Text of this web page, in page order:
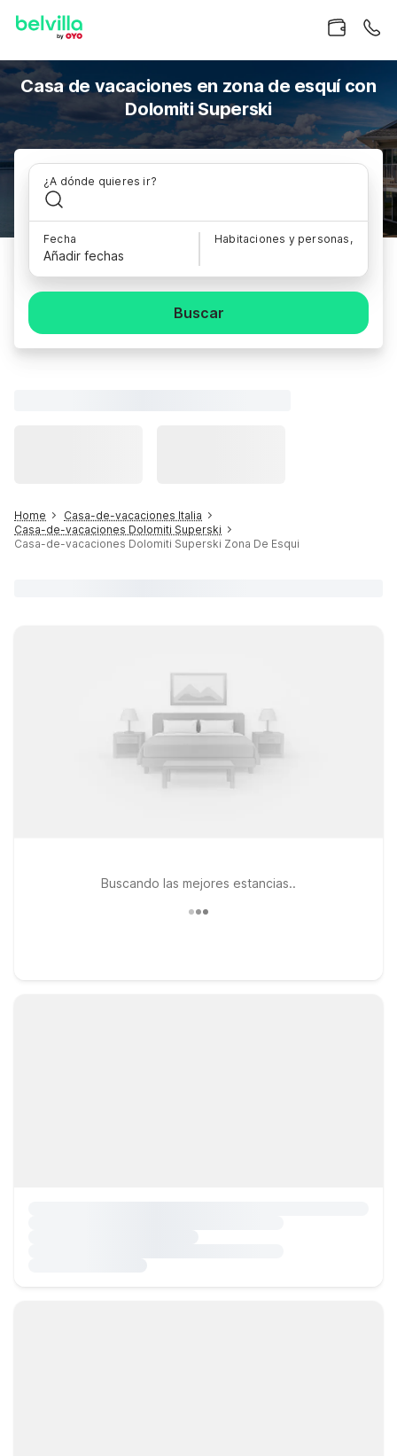
Casa de vacaciones en zona de esquí con
Dolomiti Superski
¿A dónde quieres ir?
Fecha
Añadir fechas
Habitaciones y personas,
Buscar
Home
Casa-de-vacaciones Italia
Casa-de-vacaciones Dolomiti Superski
Casa-de-vacaciones Dolomiti Superski Zona De Esqui
Buscando las mejores estancias..